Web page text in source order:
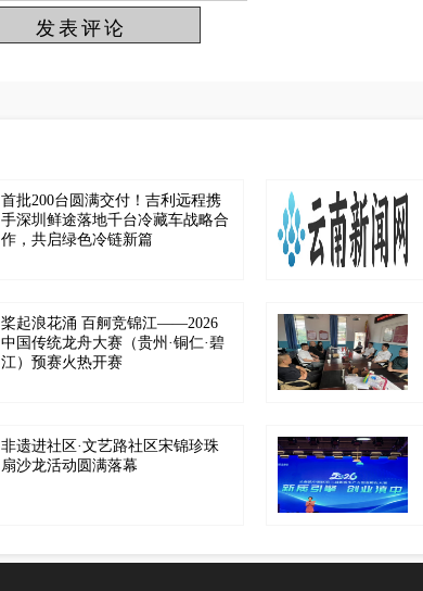
首批200台圆满交付！吉利远程携
手深圳鲜途落地千台冷藏车战略合
作，共启绿色冷链新篇
桨起浪花涌 百舸竞锦江——2026
中国传统龙舟大赛（贵州·铜仁·碧
江）预赛火热开赛
非遗进社区·文艺路社区宋锦珍珠
扇沙龙活动圆满落幕